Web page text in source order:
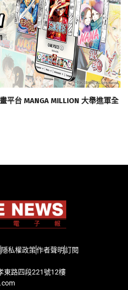
平台 MANGA MILLION 大舉進軍全
隱私權政策作者聲明訂閱
東路四段221號12樓